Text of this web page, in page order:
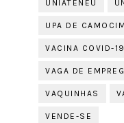
UNIATENEU
UPA DE CAMOCIM
VACINA COVID-19
VAGA DE
VAQUINHAS
VENDE-SE